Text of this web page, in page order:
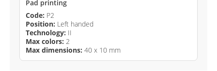
Pad printing
Code: P2
Position: Left handed
Technology: II
Max colors: 2
Max dimensions: 40 x 10 mm